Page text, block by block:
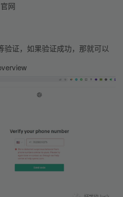
网
验证，如果验证成功，那就可以